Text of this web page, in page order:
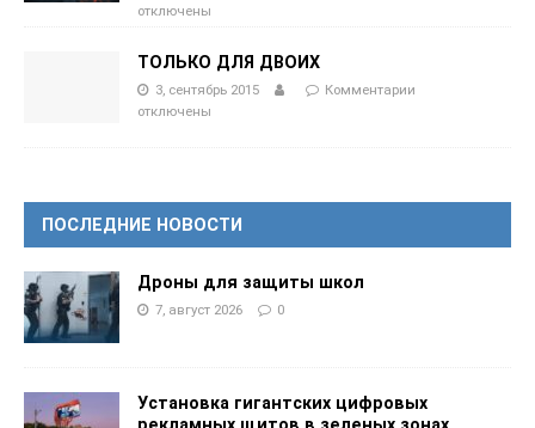
отключены
ТОЛЬКО ДЛЯ ДВОИХ
3, сентябрь 2015
Комментарии
отключены
ПОСЛЕДНИЕ НОВОСТИ
Дроны для защиты школ
7, август 2026 0
Установка гигантских цифровых
рекламных щитов в зеленых зонах